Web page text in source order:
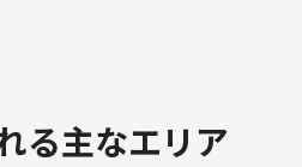
る主なエリア